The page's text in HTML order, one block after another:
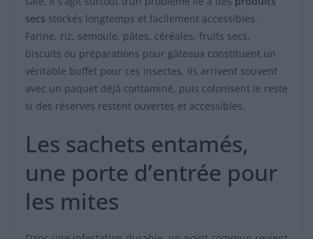
secs stockés longtemps et facilement accessibles.
Farine, riz, semoule, pâtes, céréales, fruits secs,
biscuits ou préparations pour gâteaux constituent un
véritable buffet pour ces insectes. Ils arrivent souvent
avec un paquet déjà contaminé, puis colonisent le reste
si des réserves restent ouvertes et accessibles.
Les sachets entamés,
une porte d’entrée pour
les mites